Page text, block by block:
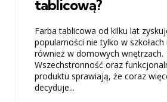
tablicową?
Farba tablicowa od kilku lat
popularności nie tylko w szkołach
również w domowych wnętrzach.
Wszechstronność oraz
produktu sprawiają, że coraz
decyduje...